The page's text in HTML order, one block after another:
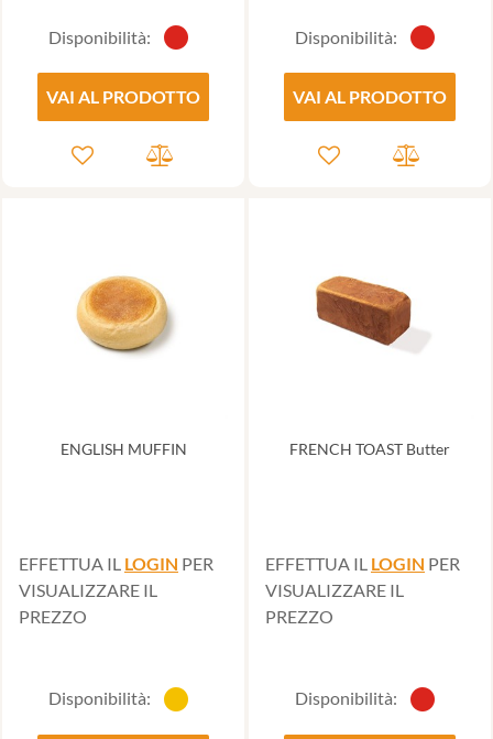
Disponibilità:
VAI AL PRODOTTO
Disponibilità:
VAI AL PRODOTTO
ENGLISH MUFFIN
EFFETTUA IL LOGIN PER
VISUALIZZARE IL
PREZZO
Disponibilità:
FRENCH TOAST Butter
EFFETTUA IL LOGIN PER
VISUALIZZARE IL
PREZZO
Disponibilità: